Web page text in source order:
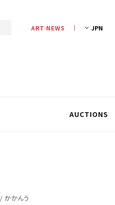
ART NEWS
AUCTIONS
/ かかんう